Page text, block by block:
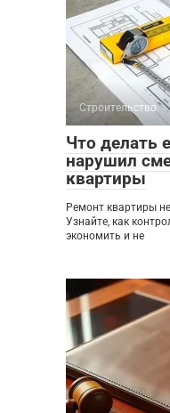
Строительство
Что делать
нарушил
квартиры
Ремонт квартиры
Узнайте, как
экономить и не